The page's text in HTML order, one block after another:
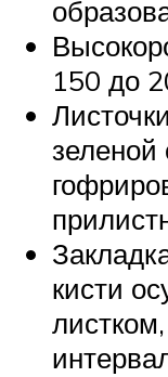
150 до
зеленой
кисти